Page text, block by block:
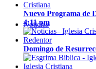
Noticias
Nuevo Programa de
4:11 pm
Domingo de